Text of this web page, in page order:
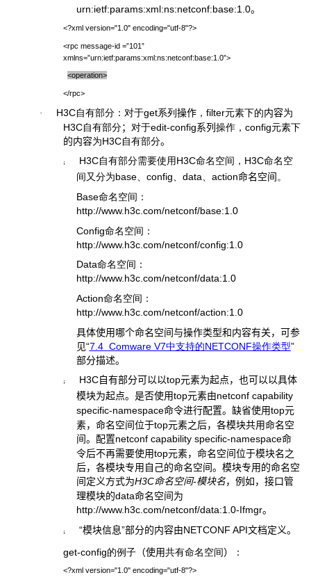
urn:ietf:params:xml:ns:netconf:base:1.0。
<?xml version="1.0" encoding="utf-8"?>
<rpc message-id =”101”
xmlns=”urn:ietf:params:xml:ns:netconf:base:1.0”>
<operation>
</rpc>
· H3C自有部分：对于get系列操作， filter元素下的内容为
H3C自有部分； 对于edit-config系列 操作， config元素下
的内容为H3C自有部分。
¡ H3C自有部分需要使用H3C命名空间， H3C命名空
间又分为base、 config、 data、 action命名空间。
Base命名空间：
http://www.h3c.com/netconf/base:1.0
Config命名空间：
http://www.h3c.com/netconf/config:1.0
Data命名空间：
http://www.h3c.com/netconf/data:1.0
Action命名空间：
http://www.h3c.com/netconf/action:1.0
具体使用哪个命名空间与操作类型和内容有关，可参
见“7.4 Comware V7中支持的NETCONF操作类型”
部分描述。
¡ H3C自有部分可以以top元素为起点，也可以以具体
模块为起点。是否使用top元素由netconf capability
specific-namespace命令进行配置。缺省使用top元
素，命名空间位于top元素之后，各模块共用命名空
间。配置netconf capability specific-namespace命
令后不再需要使用top元素，命名空间位于模块名之
后，各模块专用自己的命名空间。模块专用的命名空
间定义方式为H3C命名空间-模块名，例如，接口管
理模块的data命名空间为
http://www.h3c.com/netconf/data:1.0-Ifmgr。
¡ “模块信息”部分的内容由NETCONF API文档定义。
get-config的例子（使用共有命名空间） ：
<?xml version="1.0" encoding="utf-8"?>